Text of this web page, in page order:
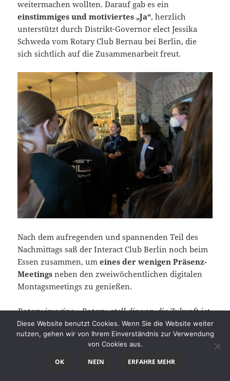
weitermachen wollten. Darauf gab es ein
einstimmiges und motiviertes „Ja“, herzlich
unterstützt durch Distrikt-Governor elect Jessika
Schweda vom Rotary Club Bernau bei Berlin, die
sich sichtlich auf die Zusammenarbeit freut.
Nach dem aufregenden und spannenden Teil des
Nachmittags saß der Interact Club Berlin noch beim
Essen zusammen, umeines der wenigen Präsenz-
Meetings neben den zweiwöchentlichen digitalen
Montagsmeetings zu genießen.
Rotary imagine – Rotary, stell dir vor, die Zukunft ist
mit den jungen Menschen schon da.
Imagine Rotary – Stell dir vor, Rotary, was die noch
alles aus diesem Moment machen werden – und tue
Diese Website benutzt Cookies. Wenn Sie die Website weiter
nutzen, gehen wir von Ihrem Einverständnis zur Verwendung
von Cookies aus.
OK NEIN ERFAHRE MEHR